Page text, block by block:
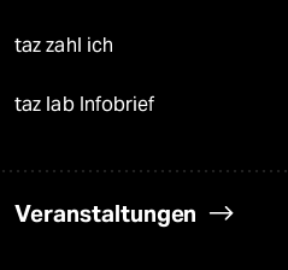
taz zahl ich
taz lab Infobrief
Veranstaltungen